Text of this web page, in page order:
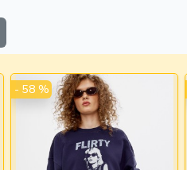
- 58 %